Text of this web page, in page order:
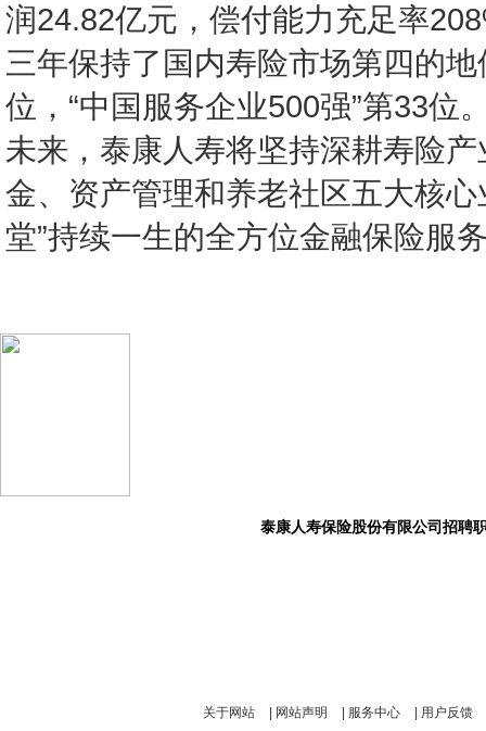
润24.82亿元，偿付能力充足率
三年保持了国内寿险市场第四的
位，“中国服务企业500强”第33位
未来，泰康人寿将坚持深耕寿险
金、资产管理和养老社区五大核
堂”持续一生的全方位金融保险服
泰康人寿保险股份有限公司招聘
关于网站 网站声明 服务中心 用户反馈